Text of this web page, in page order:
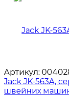
Артикул:
Jack JK-563A,
швейних